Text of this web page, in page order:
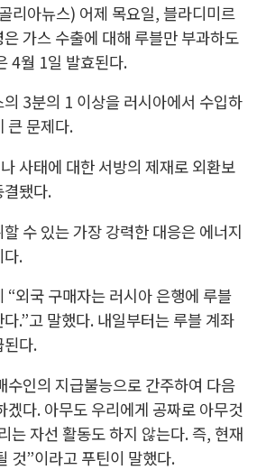
리아뉴스) 어제 목요일, 블라디미르
가스 수출에 대해 루블만 부과하도
4월 1일 발효된다.
3분의 1 이상을 러시아에서 수입하
큰 문제다.
사태에 대한 서방의 제재로 외환보
됐다.
수 있는 가장 강력한 대응은 에너지
다.
“외국 구매자는 러시아 은행에 루블
.”고 말했다. 내일부터는 루블 계좌
된다.
수인의 지급불능으로 간주하여 다음
겠다. 아무도 우리에게 공짜로 아무것
는 자선 활동도 하지 않는다. 즉, 현재
것”이라고 푸틴이 말했다.